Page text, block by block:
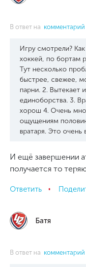
В ответ на комментарий
Игру смотрели?
хоккей, по бортам
Тут несколько
быстрее, свежее,
парни. 2. Вытекает
единоборства. 3.
хорош 4. Очень
ощущениям
вратаря. Это очень
И ещё завершении
получается то
Ответить
Батя
В ответ на комментарий